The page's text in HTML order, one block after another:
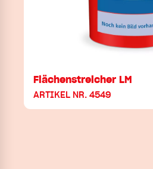
Flächenstreicher LM
ARTIKEL NR. 4549